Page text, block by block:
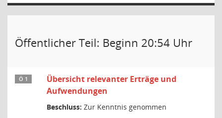
Öffentlicher Teil: Beginn 20:54 Uhr
Ö 1
Übersicht relevanter Erträge und
Aufwendungen
Beschluss: Zur Kenntnis genommen